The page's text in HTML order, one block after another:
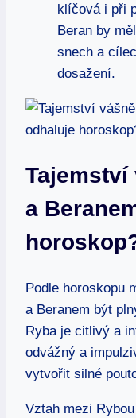
klíčová i při
Beran by
snech a
dosažení.
Tajemství
a
Podle horoskopu
a Beranem být
Ryba je citlivý a
odvážný a
vytvořit silné
Vztah mezi